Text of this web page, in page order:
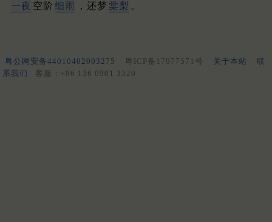
一夜 空阶 细雨 ，还梦 棠梨 。
粤公网安备44010402003275 粤ICP备17077571号 关于本站
联
系我们
客服：+86 136 0901 3320